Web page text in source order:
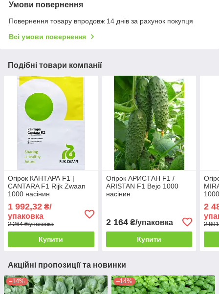
Умови повернення
Повернення товару впродовж 14 днів за рахунок покупця
Всі умови повернення
Подібні товари компанії
Огірок КАНТАРА F1 |
CANTARA F1 Rijk Zwaan
1000 насінин
1 992,32 ₴/
упаковка
2 264 ₴/упаковка
Купити
Огірок АРИСТАН F1 /
ARISTAN F1 Bejo 1000
насінин
2 164₴/упаковка
Купити
2
2
Акційні пропозиції та новинки
–14% –14%